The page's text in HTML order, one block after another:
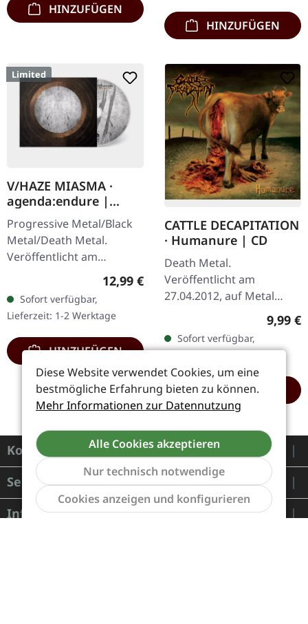
HINZUFÜGEN
HINZUFÜGEN
Limited
V/HAZE MIASMA ·
agenda:endure |
DIGIPAK CD
Progressive Metal/Black
Metal/Death Metal.
Veröffentlicht am
08.12.2023, auf Supreme
Limitiertes DigiPak, nur
300 Exemplare!…
Regulärer Preis:
12,99 €
Sofort verfügbar,
Lieferzeit: 1-2 Werktage
HINZUFÜGEN
CATTLE DECAPITATION
· Humanure | CD
Death Metal.
Veröffentlicht am
27.04.2012, auf Metal
Blade Records. CD im
Decapitation liefern mit
9,99 €
Sofort verfügbar,
Lieferzeit: 1-2 Werktage
HINZUFÜGEN
Kontakt
Service
Informationen
Diese Website verwendet Cookies, um eine
bestmögliche Erfahrung bieten zu können.
Mehr Informationen zur Datennutzung
Alle Cookies akzeptieren
Nur technisch notwendige
Cookies anzeigen und konfigurieren